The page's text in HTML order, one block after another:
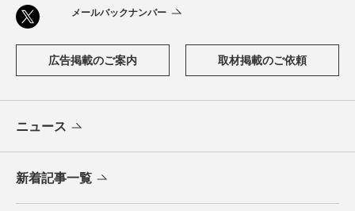
メールバックナンバー
広告掲載のご案内 取材掲載のご依頼
ニュース
新着記事一覧